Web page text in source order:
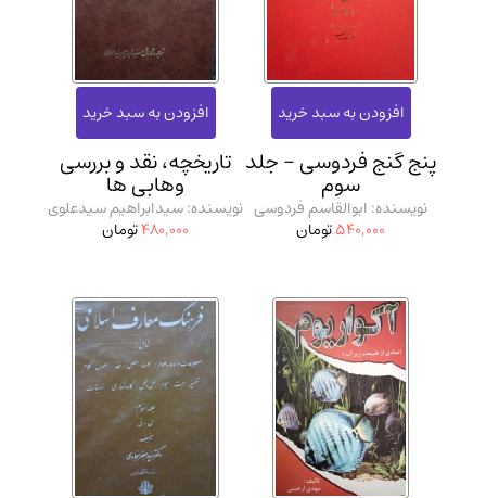
پنج گنج فردوسی - جلد
سوم
نویسنده: ابوالقاسم فردوسی
540,000تومان
تاریخچه، نقد و بررسی
وهابی ها
نویسنده: سیدابراهیم سیدعلوی
480,000تومان